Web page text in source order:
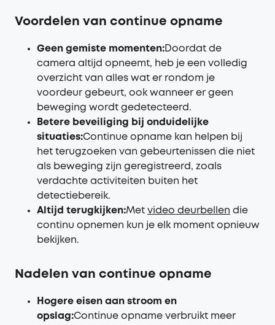
Voordelen van continue opname
Geen gemiste momenten: Doordat de
camera altijd opneemt, heb je een volledig
overzicht van alles wat er rondom je
voordeur gebeurt, ook wanneer er geen
beweging wordt gedetecteerd.
Betere beveiliging bij onduidelijke
situaties:Continue opname kan helpen bij
het terugzoeken van gebeurtenissen die niet
als beweging zijn geregistreerd, zoals
verdachte activiteiten buiten het
detectiebereik.
Altijd terugkijken:Met video deurbellen die
continu opnemen kun je elk moment opnieuw
bekijken.
Nadelen van continue opname
Hogere eisen aan stroom en
opslag:Continue opname verbruikt meer